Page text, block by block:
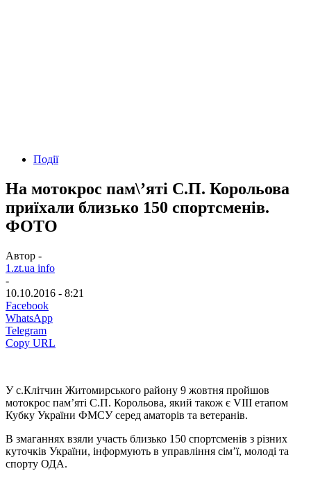
Події
На мотокрос пам\’яті С.П. Корольова
приїхали близько 150 спортсменів.
ФОТО
Автор -
1.zt.ua info
-
10.10.2016 - 8:21
Facebook
WhatsApp
Telegram
Copy URL
У с.Клітчин Житомирського району 9 жовтня пройшов
мотокрос пам’яті С.П. Корольова, який також є VIII етапом
Кубку України ФМСУ серед аматорів та ветеранів.
В змаганнях взяли участь близько 150 спортсменів з різних
куточків України, інформують в управління сім’ї, молоді та
спорту ОДА.